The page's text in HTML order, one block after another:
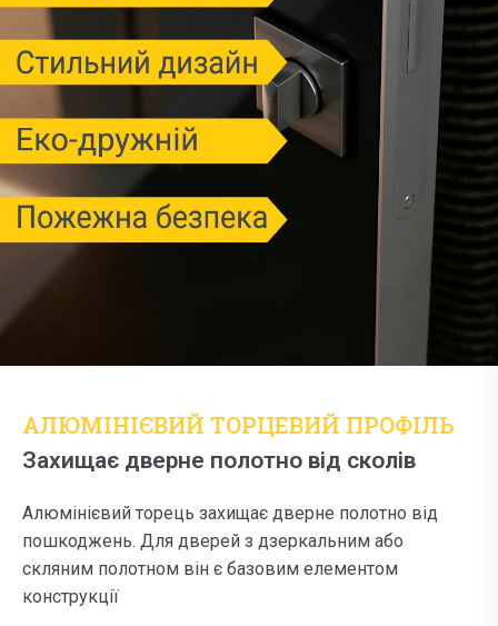
АЛЮМІНІЄВИЙ ТОРЦЕВИЙ ПРОФІЛЬ
Захищає дверне полотно від сколів
Алюмінієвий торець захищає дверне полотно від
пошкоджень. Для дверей з дзеркальним або
скляним полотном він є базовим елементом
конструкції